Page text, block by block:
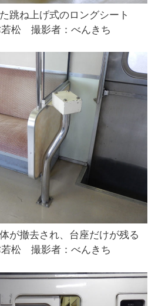
跳ね上げ式のロングシート
松 撮影者：べんきち
が撤去され、台座だけが残る
松 撮影者：べんきち